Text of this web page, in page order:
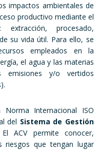
impactos ambientales de
productivo mediante el
procesado,
su vida útil. Para ello, se
empleados en la
el agua y las materias
emisiones y/o vertidos
Internacional ISO
del Sistema de Gestión
ACV permite conocer,
riesgos que tengan lugar